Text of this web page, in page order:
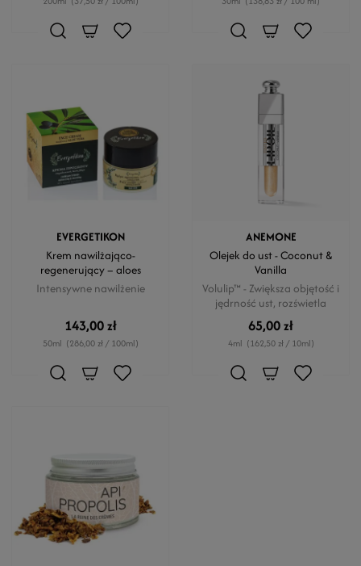
EVERGETIKON
Krem nawilżająco-
regenerujący – aloes
Intensywne nawilżenie
143,00 zł
50ml (286,00 zł / 100ml)
ANEMONE
Olejek do ust - Coconut &
Vanilla
Volulip™ - Zwiększa objętość i
jędrność ust, rozświetla
65,00 zł
4ml (162,50 zł / 10ml)